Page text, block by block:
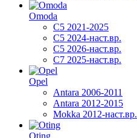
Omoda
C5 2021-2025
C5 2024-наст.вр.
C5 2026-наст.вр.
C7 2025-наст.вр.
Opel
Antara 2006-2011
Antara 2012-2015
Mokka 2012-наст.вр.
Oting